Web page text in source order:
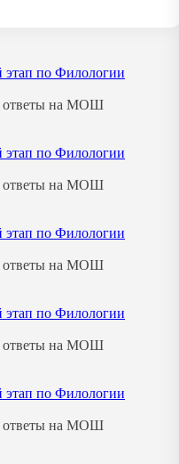
по Филологии
ответы на МОШ
по Филологии
ответы на МОШ
по Филологии
ответы на МОШ
по Филологии
ответы на МОШ
по Филологии
ответы на МОШ